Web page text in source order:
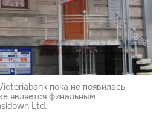
пока не появилась
является финальным
Ltd.